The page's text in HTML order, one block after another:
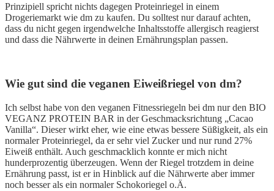
Prinzipiell spricht nichts dagegen Proteinriegel in einem
Drogeriemarkt wie dm zu kaufen. Du solltest nur darauf achten,
dass du nicht gegen irgendwelche Inhaltsstoffe allergisch reagierst
und dass die Nährwerte in deinen Ernährungsplan passen.
Wie gut sind die veganen Eiweißriegel von dm?
Ich selbst habe von den veganen Fitnessriegeln bei dm nur den BIO
VEGANZ PROTEIN BAR in der Geschmacksrichtung „Cacao
Vanilla“. Dieser wirkt eher, wie eine etwas bessere Süßigkeit, als ein
normaler Proteinriegel, da er sehr viel Zucker und nur rund 27%
Eiweiß enthält. Auch geschmacklich konnte er mich nicht
hunderprozentig überzeugen. Wenn der Riegel trotzdem in deine
Ernährung passt, ist er in Hinblick auf die Nährwerte aber immer
noch besser als ein normaler Schokoriegel o.Ä.